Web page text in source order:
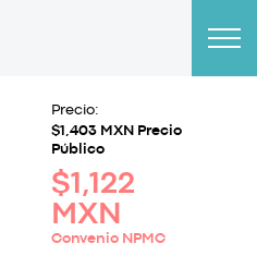
Precio:
$1,403 MXN Precio
Público
$1,122
MXN
Convenio NPMC